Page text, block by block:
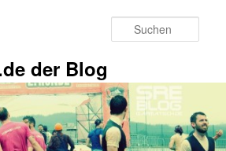
der Blog